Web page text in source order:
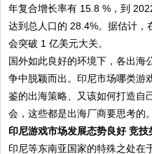
年复合增长率有 15.8 %，到
达到总人口的 28.4%。据估计
会突破 1 亿美元大关。
国外如此良好的环境下，各出海
争中脱颖而出。印尼市场哪类游
鉴的出海策略、又该如何打造自
会，这些都是出海厂商要思考的。
印尼游戏市场发展态势良好 竞技
印尼等东南亚国家的特殊之处在